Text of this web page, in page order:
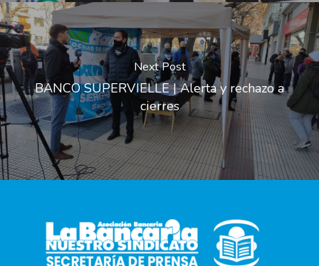
Next Post
BANCO SUPERVIELLE | Alerta y rechazo a
cierres